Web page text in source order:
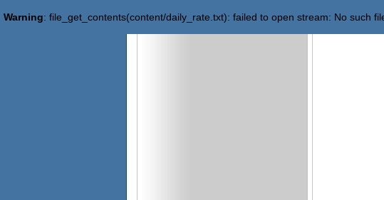
Warning: file_get_contents(content/daily_rate.txt): failed to open stream: No such